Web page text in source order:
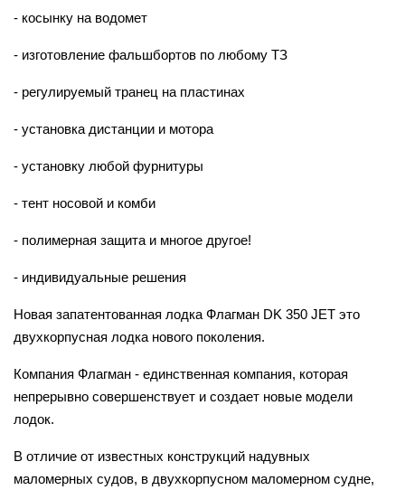
- косынку на водомет
- изготовление фальшбортов по любому ТЗ
- регулируемый транец на пластинах
- установка дистанции и мотора
- установку любой фурнитуры
- тент носовой и комби
- полимерная защита и многое другое!
- индивидуальные решения
Новая запатентованная лодка Флагман DK 350 JET это
двухкорпусная лодка нового поколения.
Компания Флагман - единственная компания, которая
непрерывно совершенствует и создает новые модели
лодок.
В отличие от известных конструкций надувных
маломерных судов, в двухкорпусном маломерном судне,